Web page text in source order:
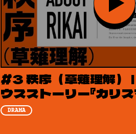
#3 秩序（草薙理解）
ウスストーリー『カリス
DRAMA